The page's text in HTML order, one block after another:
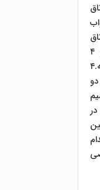
۷ اتاق
های تخت خواب دار عبارتند از یک اتاق ۴
تخته، یک اتاق ۵ تخته و یک اتاق ۶ تخته.۴
تقسیم